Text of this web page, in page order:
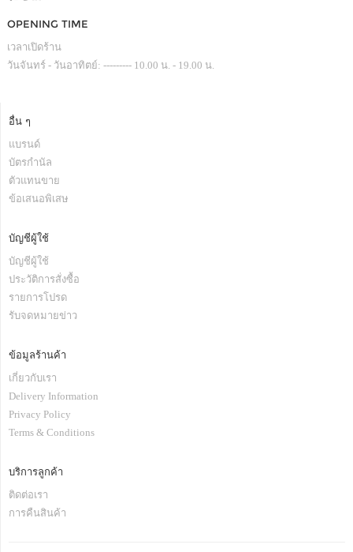
OPENING TIME
เวลาเปิดร้าน
วันจันทร์ - วันอาทิตย์: --------- 10.00 น. - 19.00 น.
อื่น ๆ
แบรนด์
บัตรกำนัล
ตัวแทนขาย
ข้อเสนอพิเสษ
บัญชีผู้ใช้
บัญชีผู้ใช้
ประวัติการสั่งซื้อ
รายการโปรด
รับจดหมายข่าว
ข้อมูลร้านค้า
เกี่ยวกับเรา
Delivery Information
Privacy Policy
Terms & Conditions
บริการลูกค้า
ติดต่อเรา
การคืนสินค้า